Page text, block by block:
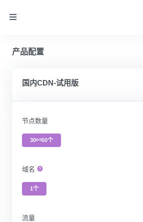
产品配置
国内CDN-试用版
节点数量
30∽50个
域名
1个
流量